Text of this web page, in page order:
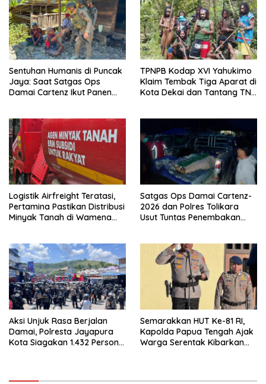
Sentuhan Humanis di Puncak
Jaya: Saat Satgas Ops
Damai Cartenz Ikut Panen
TPNPB Kodap XVI Yahukimo
Klaim Tembak Tiga Aparat di
Kota Dekai dan Tantang TNI-
Logistik Airfreight Teratasi,
Pertamina Pastikan Distribusi
Minyak Tanah di Wamena
Satgas Ops Damai Cartenz-
2026 dan Polres Tolikara
Usut Tuntas Penembakan
Aksi Unjuk Rasa Berjalan
Damai, Polresta Jayapura
Kota Siagakan 1.432 Personel
Semarakkan HUT Ke-81 RI,
Kapolda Papua Tengah Ajak
Warga Serentak Kibarkan